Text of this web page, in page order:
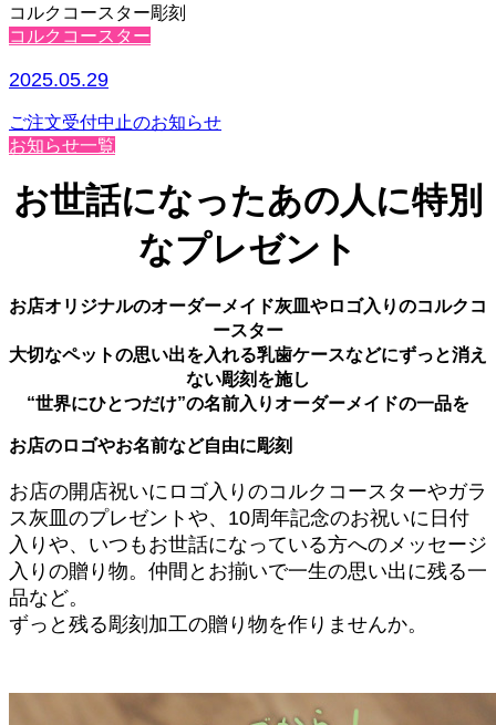
コルクコースター彫刻
コルクコースター
2025.05.29
ご注文受付中止のお知らせ
お知らせ一覧
お世話になったあの人に特別
なプレゼント
お店オリジナルのオーダーメイド灰皿やロゴ入りのコルクコ
ースター
大切なペットの思い出を入れる乳歯ケースなどにずっと消え
ない彫刻を施し
“世界にひとつだけ”の名前入りオーダーメイドの一品を
お店のロゴやお名前など自由に彫刻
お店の開店祝いにロゴ入りのコルクコースターやガラ
ス灰皿のプレゼントや、10周年記念のお祝いに日付
入りや、いつもお世話になっている方へのメッセージ
入りの贈り物。仲間とお揃いで一生の思い出に残る一
品など。
ずっと残る彫刻加工の贈り物を作りませんか。